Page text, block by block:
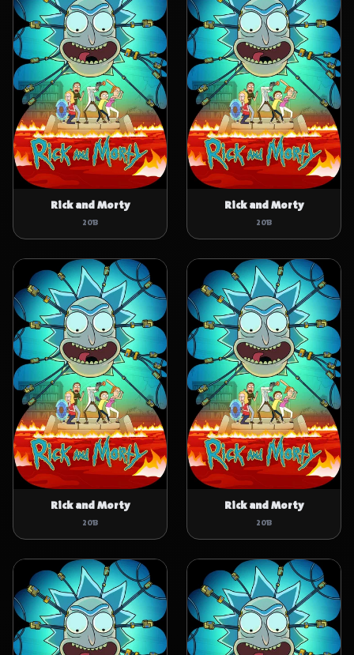
Rick and Morty
2013
Rick and Morty
2013
Rick and Morty
2013
Rick and Morty
2013